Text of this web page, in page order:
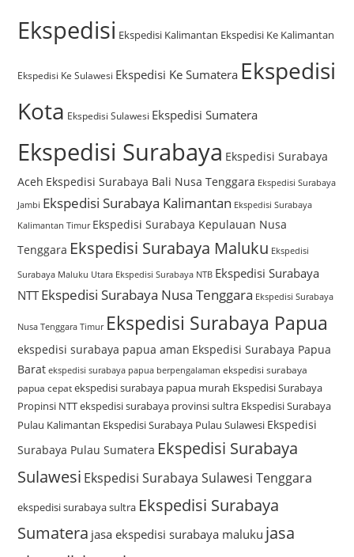
Ekspedisi Ekspedisi Kalimantan Ekspedisi Ke Kalimantan
Ekspedisi Ke Sulawesi Ekspedisi Ke Sumatera Ekspedisi
Kota Ekspedisi Sulawesi Ekspedisi Sumatera
Ekspedisi Surabaya Ekspedisi Surabaya
Aceh Ekspedisi Surabaya Bali Nusa Tenggara Ekspedisi Surabaya
Jambi Ekspedisi Surabaya Kalimantan Ekspedisi Surabaya
Kalimantan Timur Ekspedisi Surabaya Kepulauan Nusa
Tenggara Ekspedisi Surabaya Maluku Ekspedisi
Surabaya Maluku Utara Ekspedisi Surabaya NTB Ekspedisi Surabaya
NTTEkspedisi Surabaya Nusa Tenggara Ekspedisi Surabaya
Nusa Tenggara Timur Ekspedisi Surabaya Papua
ekspedisi surabaya papua aman Ekspedisi Surabaya Papua
Barat ekspedisi surabaya papua berpengalaman ekspedisi surabaya
papua cepat ekspedisi surabaya papua murah Ekspedisi Surabaya
Propinsi NTTekspedisi surabaya provinsi sultra Ekspedisi Surabaya
Pulau Kalimantan Ekspedisi Surabaya Pulau Sulawesi Ekspedisi
Surabaya Pulau Sumatera Ekspedisi Surabaya
Sulawesi Ekspedisi Surabaya Sulawesi Tenggara
ekspedisi surabaya sultra Ekspedisi Surabaya
Sumatera jasa ekspedisi surabaya maluku jasa